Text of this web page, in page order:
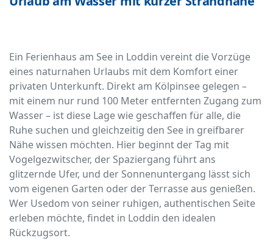
Ein Ferienhaus am See in Loddin vereint die Vorzüge
eines naturnahen Urlaubs mit dem Komfort einer
privaten Unterkunft. Direkt am Kölpinsee gelegen –
mit einem nur rund 100 Meter entfernten Zugang zum
Wasser – ist diese Lage wie geschaffen für alle, die
Ruhe suchen und gleichzeitig den See in greifbarer
Nähe wissen möchten. Hier beginnt der Tag mit
Vogelgezwitscher, der Spaziergang führt ans
glitzernde Ufer, und der Sonnenuntergang lässt sich
vom eigenen Garten oder der Terrasse aus genießen.
Wer Usedom von seiner ruhigen, authentischen Seite
erleben möchte, findet in Loddin den idealen
Rückzugsort.